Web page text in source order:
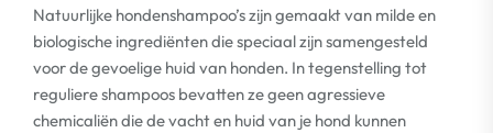
Natuurlijke hondenshampoo’s zijn gemaakt van milde en
biologische ingrediënten die speciaal zijn samengesteld
voor de gevoelige huid van honden. In tegenstelling tot
reguliere shampoos bevatten ze geen agressieve
chemicaliën die de vacht en huid van je hond kunnen